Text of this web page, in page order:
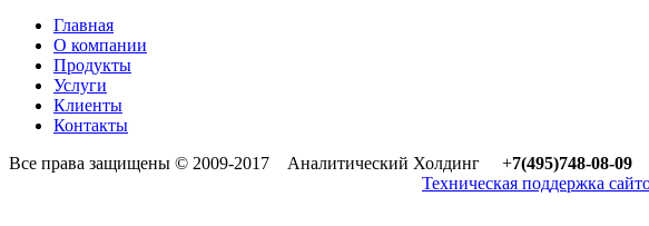
Главная
О компании
Продукты
Услуги
Клиенты
Контакты
Все права защищены © 2009-2017 Аналитический Холдинг +7(495)748-08-09
Техническая поддержка